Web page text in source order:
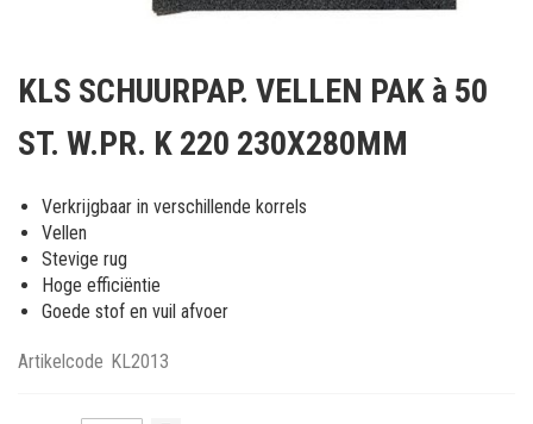
het
van
afbeeldingen-
gallerij
KLS SCHUURPAP. VELLEN PAK à 50
ST. W.PR. K 220 230X280MM
Verkrijgbaar in verschillende korrels
Vellen
Stevige rug
Hoge efficiëntie
Goede stof en vuil afvoer
Artikelcode KL2013